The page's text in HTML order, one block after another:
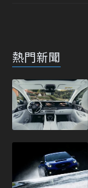
熱門新聞